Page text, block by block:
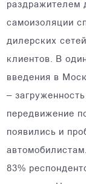
раздражителем
самоизоляции
дилерских
клиентов. В
введения в
–
передвижение
появились и
83%